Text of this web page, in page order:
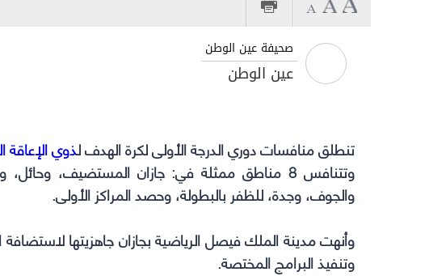
صحيفة عين الوطن
عين الوطن
تنطلق منافسات دوري الدرجة الأولى لكرة الهدف لذوي الإعاقة
وتتنافس 8 مناطق ممثلة في: جازان المستضيف،
والجوف، وجدة، للظفر بالبطولة، وحصد المراكز الأولى.
وأنهت مدينة الملك فيصل الرياضية بجازان جاهزيتها لاستضافة
وتنفيذ البرامج المختصة.